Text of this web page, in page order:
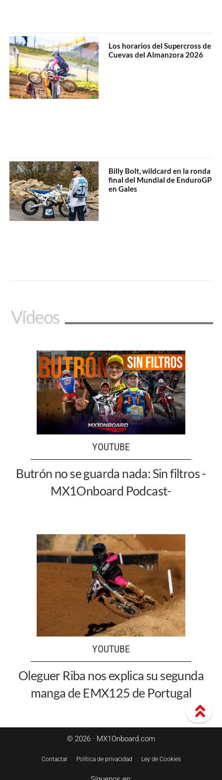
Los horarios del Supercross de
Cuevas del Almanzora 2026
Billy Bolt, wildcard en la ronda
final del Mundial de EnduroGP
en Gales
Vídeos
YOUTUBE
Butrón no se guarda nada: Sin filtros -
MX1Onboard Podcast-
YOUTUBE
Oleguer Riba nos explica su segunda
manga de EMX125 de Portugal
© 2026 · MX1Onboard.com
Contactar Política de privacidad Ley de Cookies